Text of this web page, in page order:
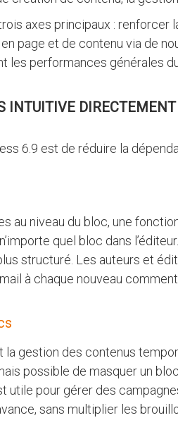
axes principaux : renforcer
page et de contenu via de
les performances générales
INTUITIVE DIRECTEMENT
6.9 est de réduire la
au niveau du bloc, une
quel bloc dans
structuré. Les auteurs et
à chaque nouveau
la gestion des contenus
possible de masquer un
utile pour gérer des
sans multiplier les